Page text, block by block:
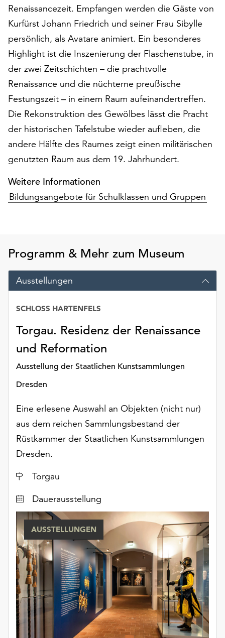
verwendeten
anpassen,
erreichen
Sie
die
Einstellungen
über
die
Schaltfläche
„Auswählen“.
Weitere
Informationen
finden
in
unserer
.
Renaissancezeit. Empfangen werden die Gäste von
Kurfürst Johann Friedrich und seiner Frau Sibylle
persönlich, als Avatare animiert. Ein besonderes
Highlight ist die Inszenierung der Flaschenstube, in
der zwei Zeitschichten – die prachtvolle
Renaissance und die nüchterne preußische
Festungszeit – in einem Raum aufeinandertreffen.
Die Rekonstruktion des Gewölbes lässt die Pracht
der historischen Tafelstube wieder aufleben, die
andere Hälfte des Raumes zeigt einen militärischen
genutzten Raum aus dem 19. Jahrhundert.
Weitere Informationen
Bildungsangebote für Schulklassen und Gruppen
Programm & Mehr zum Museum
Ausstellungen
Torgau. Residenz der Renaissance
und Reformation
Ausstellung der Staatlichen Kunstsammlungen
Dresden
SCHLOSS HARTENFELS
Eine erlesene Auswahl an Objekten (nicht nur)
aus dem reichen Sammlungsbestand der
Rüstkammer der Staatlichen Kunstsammlungen
Dresden.
Ort
Torgau
Datum
Dauerausstellung
AUSSTELLUNGEN